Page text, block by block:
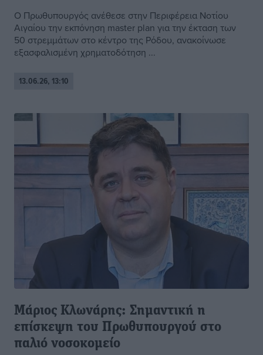
Ο Πρωθυπουργός ανέθεσε στην Περιφέρεια Νοτίου
Αιγαίου την εκπόνηση master plan για την έκταση των
50 στρεμμάτων στο κέντρο της Ρόδου, ανακοίνωσε
εξασφαλισμένη χρηματοδότηση ...
13.06.26, 13:10
Μάριος Κλωνάρης: Σημαντική η
επίσκεψη του Πρωθυπουργού στο
παλιό νοσοκομείο